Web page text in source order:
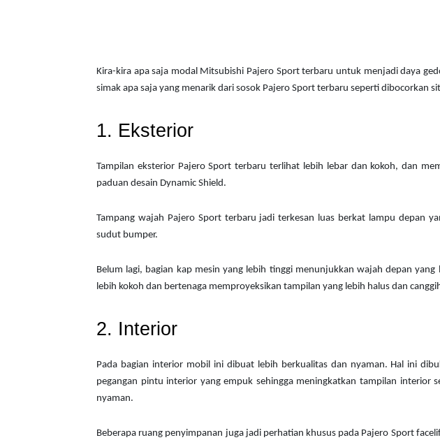
Kira-kira apa saja modal Mitsubishi Pajero Sport terbaru untuk menjadi daya
simak apa saja yang menarik dari sosok Pajero Sport terbaru seperti dibocorkan
1. Eksterior
Tampilan eksterior Pajero Sport terbaru terlihat lebih lebar dan kokoh, dan
paduan desain Dynamic Shield.
Tampang wajah Pajero Sport terbaru jadi terkesan luas berkat lampu depan
sudut bumper.
Belum lagi, bagian kap mesin yang lebih tinggi menunjukkan wajah depan
lebih kokoh dan bertenaga memproyeksikan tampilan yang lebih halus dan
2. Interior
Pada bagian interior mobil ini dibuat lebih berkualitas dan nyaman. Hal ini
pegangan pintu interior yang empuk sehingga meningkatkan tampilan interior
nyaman.
Beberapa ruang penyimpanan juga jadi perhatian khusus pada Pajero Sport